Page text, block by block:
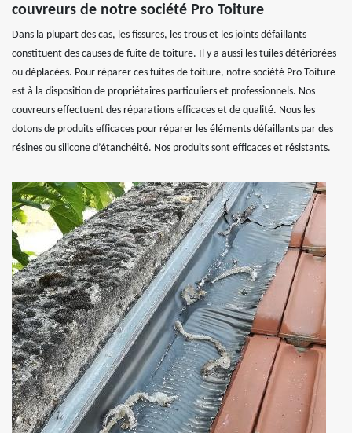
couvreurs de notre société Pro Toiture
Dans la plupart des cas, les fissures, les trous et les joints défaillants
constituent des causes de fuite de toiture. Il y a aussi les tuiles détériorées
ou déplacées. Pour réparer ces fuites de toiture, notre société Pro Toiture
est à la disposition de propriétaires particuliers et professionnels. Nos
couvreurs effectuent des réparations efficaces et de qualité. Nous les
dotons de produits efficaces pour réparer les éléments défaillants par des
résines ou silicone d’étanchéité. Nos produits sont efficaces et résistants.